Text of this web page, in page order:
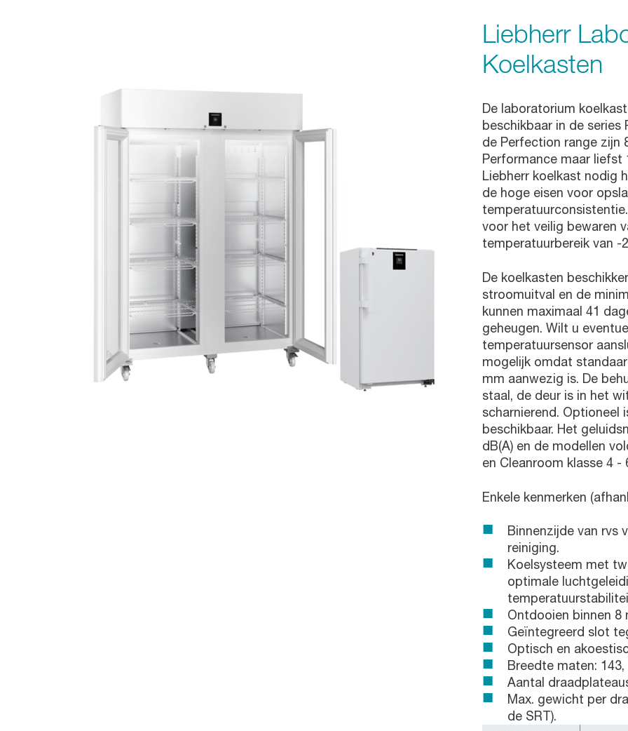
Liebherr
Koelkasten
De laboratorium
beschikbaar in de series
de Perfection range zijn
Performance maar liefst
Liebherr koelkast nodig
de hoge eisen voor
voor het veilig bewaren
temperatuurbereik van -
De koelkasten
stroomuitval en de
kunnen maximaal 41
geheugen. Wilt u
temperatuursensor
mogelijk omdat
mm aanwezig is. De
staal, de deur is in het
scharnierend. Optioneel
beschikbaar. Het
dB(A) en de modellen
en Cleanroom klasse 4 -
Enkele kenmerken
Binnenzijde van rvs
reiniging.
Koelsysteem met
optimale
Ontdooien binnen 8
Geïntegreerd slot
Optisch en
Breedte maten: 143,
Aantal
Max. gewicht per
de SRT).